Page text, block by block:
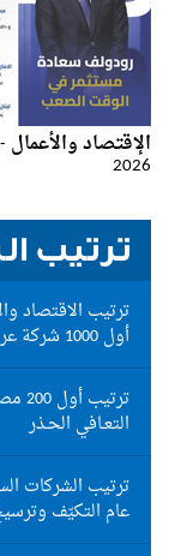
الإقتصاد
2026
ترتيب
ترتيب الاقتصاد
أول 1000 شركة عربية
ترتيب أول 200 مصرف عربي
التعـافي الحـذر
ترتيب الشركات
عام التكيّف